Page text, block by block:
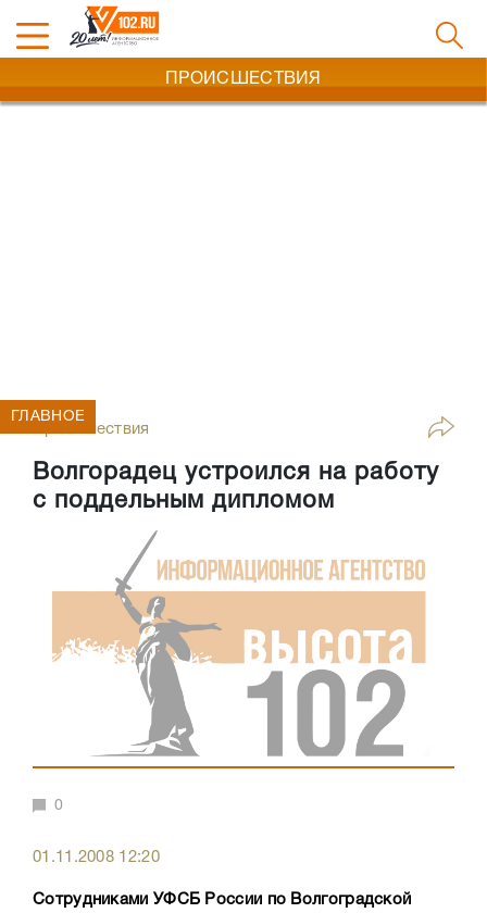
ПРОИСШЕСТВИЯ
Происшествия
Волгорадец устроился на работу
с поддельным дипломом
ГЛАВНОЕ
0
01.11.2008 12:20
Сотрудниками УФСБ России по Волгоградской